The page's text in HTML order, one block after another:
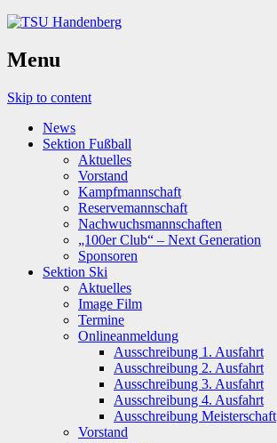
Menu
Skip to content
News
Sektion Fußball
Aktuelles
Vorstand
Kampfmannschaft
Reservemannschaft
Nachwuchsmannschaften
„100er Club“ – Next Generation
Sponsoren
Sektion Ski
Aktuelles
Image Film
Termine
Onlineanmeldung
Ausschreibung 1. Ausfahrt
Ausschreibung 2. Ausfahrt
Ausschreibung 3. Ausfahrt
Ausschreibung 4. Ausfahrt
Ausschreibung Meisterschaft
Vorstand